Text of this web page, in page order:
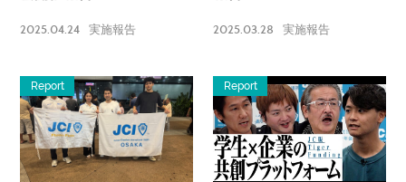
2025.04.24 実施報告 2025.03.28 実施報告
Report Report